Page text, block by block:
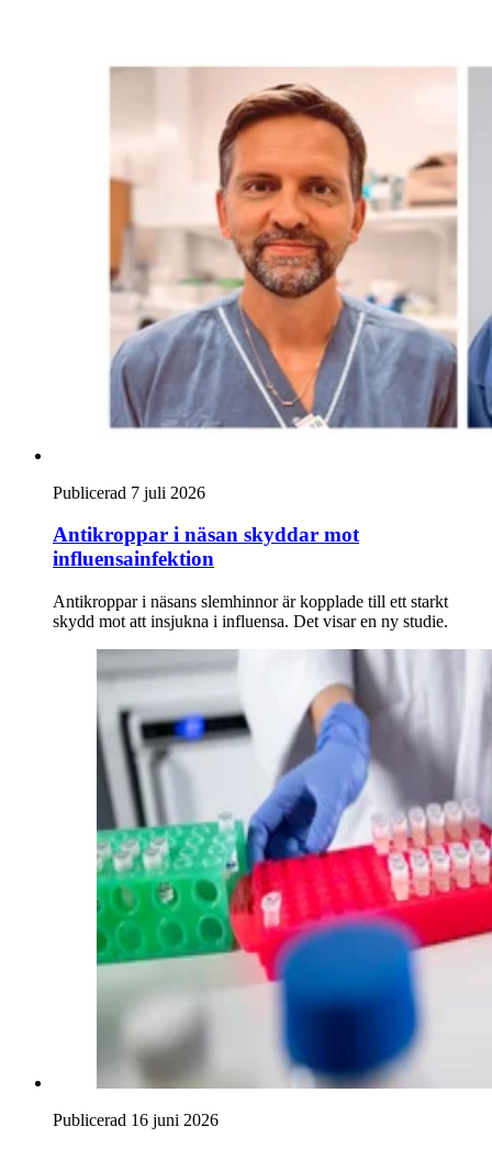
Publicerad 7 juli 2026
Antikroppar i näsan skyddar mot
influensainfektion
Antikroppar i näsans slemhinnor är kopplade till ett starkt
skydd mot att insjukna i influensa. Det visar en ny studie.
Publicerad 16 juni 2026